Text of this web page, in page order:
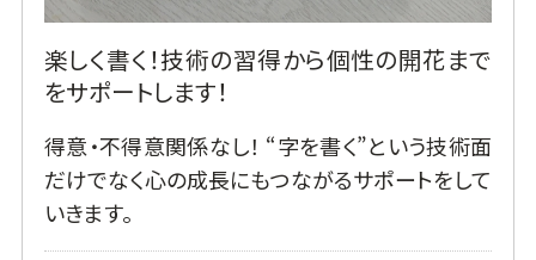
楽しく書く！技術の習得から個性の開花まで
をサポートします！
得意・不得意関係なし！ “字を書く”という技術面
だけでなく心の成長にもつながるサポートをして
いきます。